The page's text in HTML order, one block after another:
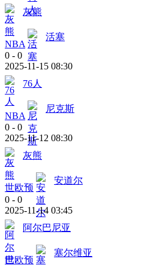
灰熊
NBA
活塞
0 - 0
2025-11-15 08:30
76人
NBA
尼克斯
0 - 0
2025-11-12 08:30
灰熊
世欧预
安道尔
0 - 0
2025-11-14 03:45
阿尔巴尼亚
世欧预
塞尔维亚